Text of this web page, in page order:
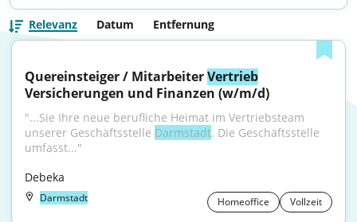
Relevanz Datum Entfernung
Quereinsteiger / Mitarbeiter Vertrieb
Versicherungen und Finanzen (w/m/d)
"...Sie Ihre neue berufliche Heimat im Vertriebsteam
unserer Geschäftsstelle Darmstadt. Die Geschäftsstelle
umfasst..."
Debeka
Darmstadt Homeoffice Vollzeit